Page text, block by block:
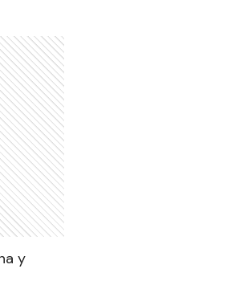
y